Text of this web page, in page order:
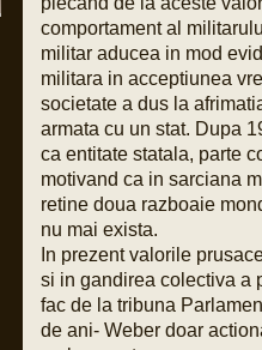
comportament al
militar aducea in mod
militara in acceptiunea
societate a dus la
armata cu un stat. Dupa
ca entitate statala, parte
motivand ca in sarciana
retine doua razboaie
nu mai exista.
In prezent valorile
si in gandirea colectiva a
fac de la tribuna
de ani- Weber doar